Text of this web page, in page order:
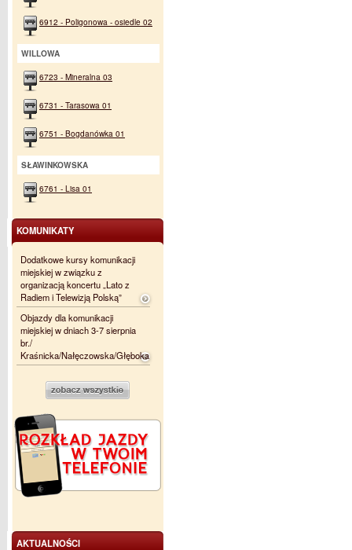
6912 - Poligonowa - osiedle 02
WILLOWA
6723 - Mineralna 03
6731 - Tarasowa 01
6751 - Bogdanówka 01
SŁAWINKOWSKA
6761 - Lisa 01
KOMUNIKATY
Dodatkowe kursy komunikacji
miejskiej w związku z
organizacją koncertu „Lato z
Radiem i Telewizją Polską”
Objazdy dla komunikacji
miejskiej w dniach 3-7 sierpnia
br./
Kraśnicka/Nałęczowska/Głęboka
AKTUALNOŚCI